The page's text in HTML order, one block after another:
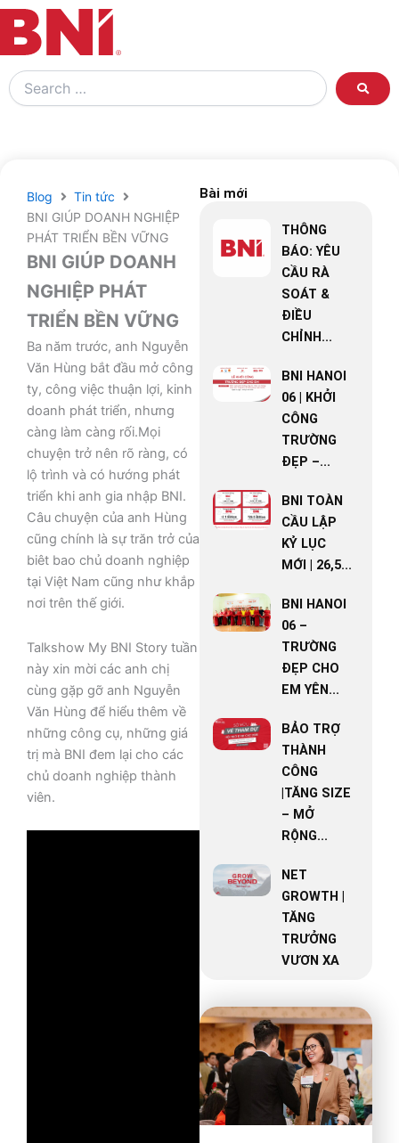
Search
…
Blog
Tin tức
BNI GIÚP DOANH NGHIỆP
PHÁT TRIỂN BỀN VỮNG
BNI GIÚP DOANH
NGHIỆP PHÁT
TRIỂN BỀN VỮNG
Ba năm trước, anh Nguyễn
Văn Hùng bắt đầu mở công
ty, công việc thuận lợi, kinh
doanh phát triển, nhưng
càng làm càng rối.Mọi
chuyện trở nên rõ ràng, có
lộ trình và có hướng phát
triển khi anh gia nhập BNI.
Câu chuyện của anh Hùng
cũng chính là sự trăn trở của
biêt bao chủ doanh nghiệp
tại Việt Nam cũng như khắp
nơi trên thế giới.
Talkshow My BNI Story tuần
này xin mời các anh chị
cùng gặp gỡ anh Nguyễn
Văn Hùng để hiểu thêm về
những công cụ, những giá
trị mà BNI đem lại cho các
chủ doanh nghiệp thành
viên.
Bài mới
THÔNG
BÁO: YÊU
CẦU RÀ
SOÁT &
ĐIỀU
CHỈNH...
BNI HANOI
06 | KHỞI
CÔNG
TRƯỜNG
ĐẸP –...
BNI TOÀN
CẦU LẬP
KỶ LỤC
MỚI | 26,5...
BNI HANOI
06 –
TRƯỜNG
ĐẸP CHO
EM YÊN...
BẢO TRỢ
THÀNH
CÔNG
|TĂNG SIZE
– MỞ
RỘNG...
NET
GROWTH |
TĂNG
TRƯỞNG
VƯƠN XA